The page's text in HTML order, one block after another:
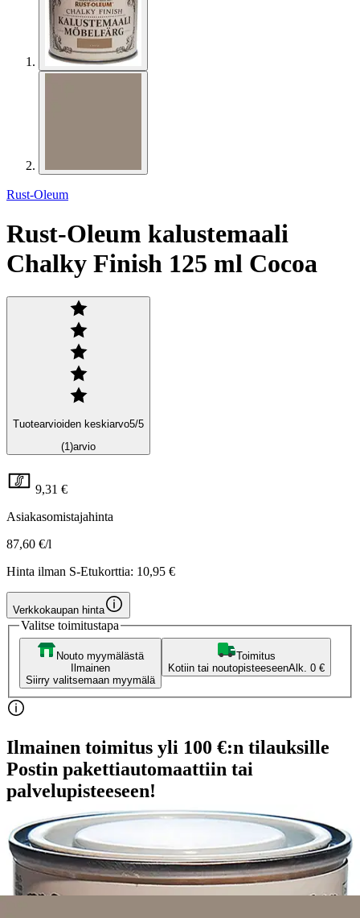
Rust-Oleum
Rust-Oleum kalustemaali
Chalky Finish 125 ml Cocoa
Tuotearvioiden keskiarvo5/5
(1)arvio
9,31 €
Asiakasomistajahinta
87,60 €/l
Hinta ilman S-Etukorttia: 10,95 €
Verkkokaupan hinta
Valitse toimitustapa
Nouto myymälästä
Ilmainen
Siirry valitsemaan myymälä
Toimitus
Kotiin tai noutopisteeseenAlk. 0 €
Ilmainen toimitus yli 100 €:n tilauksille
Postin pakettiautomaattiin tai
palvelupisteeseen!
Etu ei koske Suuri‑lisäpalvelulla toimitettavia tuotteita.
Tarkista myymäläsaatavuus